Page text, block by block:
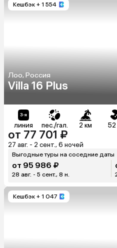
Кешбэк + 1 554
Лоо, Россия
Villa 16 Plus
линия пес./гал. 2 км 52
от 77 701 ₽
27 авг. - 2 сент., 6 ночей
Выгодные туры на соседние даты
от 95 986 ₽
28 авг. - 5 сент., 8 н.
Кешбэк + 1 047